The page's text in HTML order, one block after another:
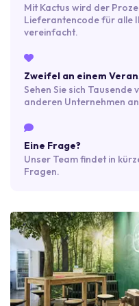
Mit Kactus wird der
Lieferantencode für alle
vereinfacht.
Zweifel an einem
Sehen Sie sich
anderen Unternehmen
Eine Frage?
Unser Team findet in
Fragen.